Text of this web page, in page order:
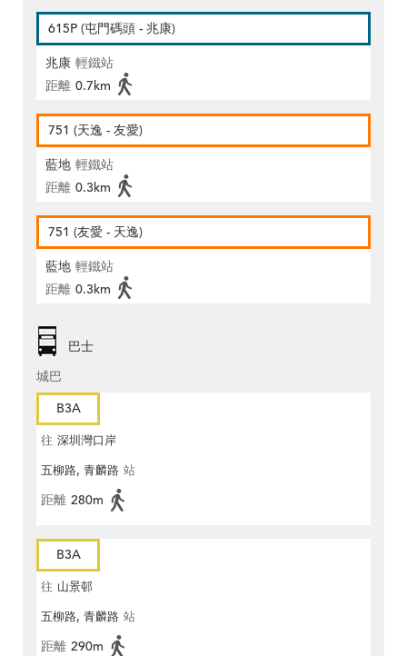
615P (屯門碼頭 - 兆康)
兆康 輕鐵站
距離 0.7km
751 (天逸 - 友愛)
藍地 輕鐵站
距離 0.3km
751 (友愛 - 天逸)
藍地 輕鐵站
距離 0.3km
巴士
城巴
B3A
往 深圳灣口岸
五柳路, 青麟路 站
距離 280m
B3A
往 山景邨
五柳路, 青麟路 站
距離 290m